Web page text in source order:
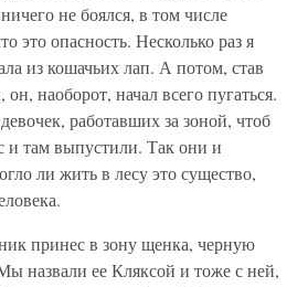
не боялся, в том числе
это опасность. Несколько раз я
из кошачьих лап. А потом, став
наоборот, начал всего пугаться.
работавших за зоной, чтоб
и там выпустили. Так они и
ли жить в лесу это существо,
принес в зону щенка, черную
назвали ее Кляксой и тоже с ней,